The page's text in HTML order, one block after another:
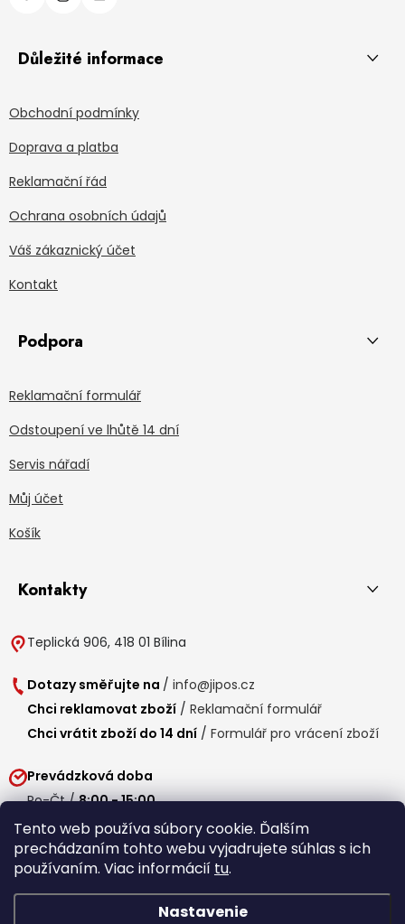
Tento web používa súbory cookie. Ďalším
prechádzaním tohto webu vyjadrujete súhlas s ich
používaním. Viac informácií tu.
Nastavenie
Důležité informace
Obchodní podmínky
Doprava a platba
Reklamační řád
Ochrana osobních údajů
Váš zákaznický účet
Kontakt
Podpora
Reklamační formulář
Odstoupení ve lhůtě 14 dní
Servis nářadí
Můj účet
Košík
Kontakty
Teplická 906, 418 01 Bílina
Dotazy směřujte na / info@jipos.cz
Chci reklamovat zboží / Reklamační formulář
Chci vrátit zboží do 14 dní / Formulář pro vrácení zboží
Prevádzková doba
Po-Čt /8:00 - 15:00
Pá / 7:30 - 14:30
Obedňajšia prestávka /11:00 - 11:30